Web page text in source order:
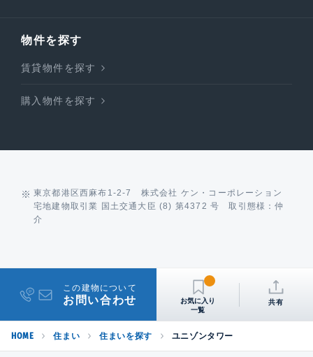
物件を探す
賃貸物件を探す
購入物件を探す
東京都港区西麻布1-2-7 株式会社 ケン・コーポレーション
宅地建物取引業 国土交通大臣 (8) 第4372 号 取引態様：仲
介
この建物について
お問い合わせ 共有
HOME 住まい 住まいを探す ユニゾンタワー